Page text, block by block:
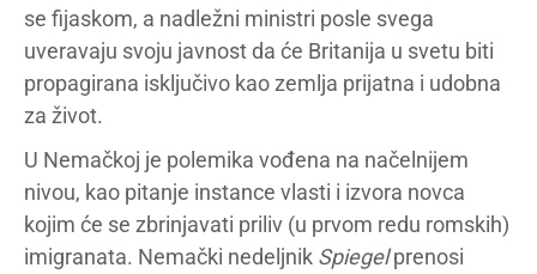
se fijaskom, a nadležni ministri posle svega
uveravaju svoju javnost da će Britanija u svetu biti
propagirana isključivo kao zemlja prijatna i udobna
za život.
U Nemačkoj je polemika vođena na načelnijem
nivou, kao pitanje instance vlasti i izvora novca
kojim će se zbrinjavati priliv (u prvom redu romskih)
imigranata. Nemački nedeljnik Spiegelprenosi